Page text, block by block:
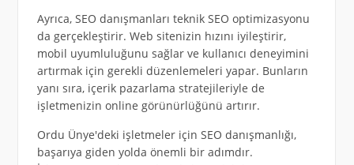
Ayrıca, SEO danışmanları teknik SEO optimizasyonu
da gerçekleştirir. Web sitenizin hızını iyileştirir,
mobil uyumluluğunu sağlar ve kullanıcı deneyimini
artırmak için gerekli düzenlemeleri yapar. Bunların
yanı sıra, içerik pazarlama stratejileriyle de
işletmenizin online görünürlüğünü artırır.
Ordu Ünye'deki işletmeler için SEO danışmanlığı,
başarıya giden yolda önemli bir adımdır.